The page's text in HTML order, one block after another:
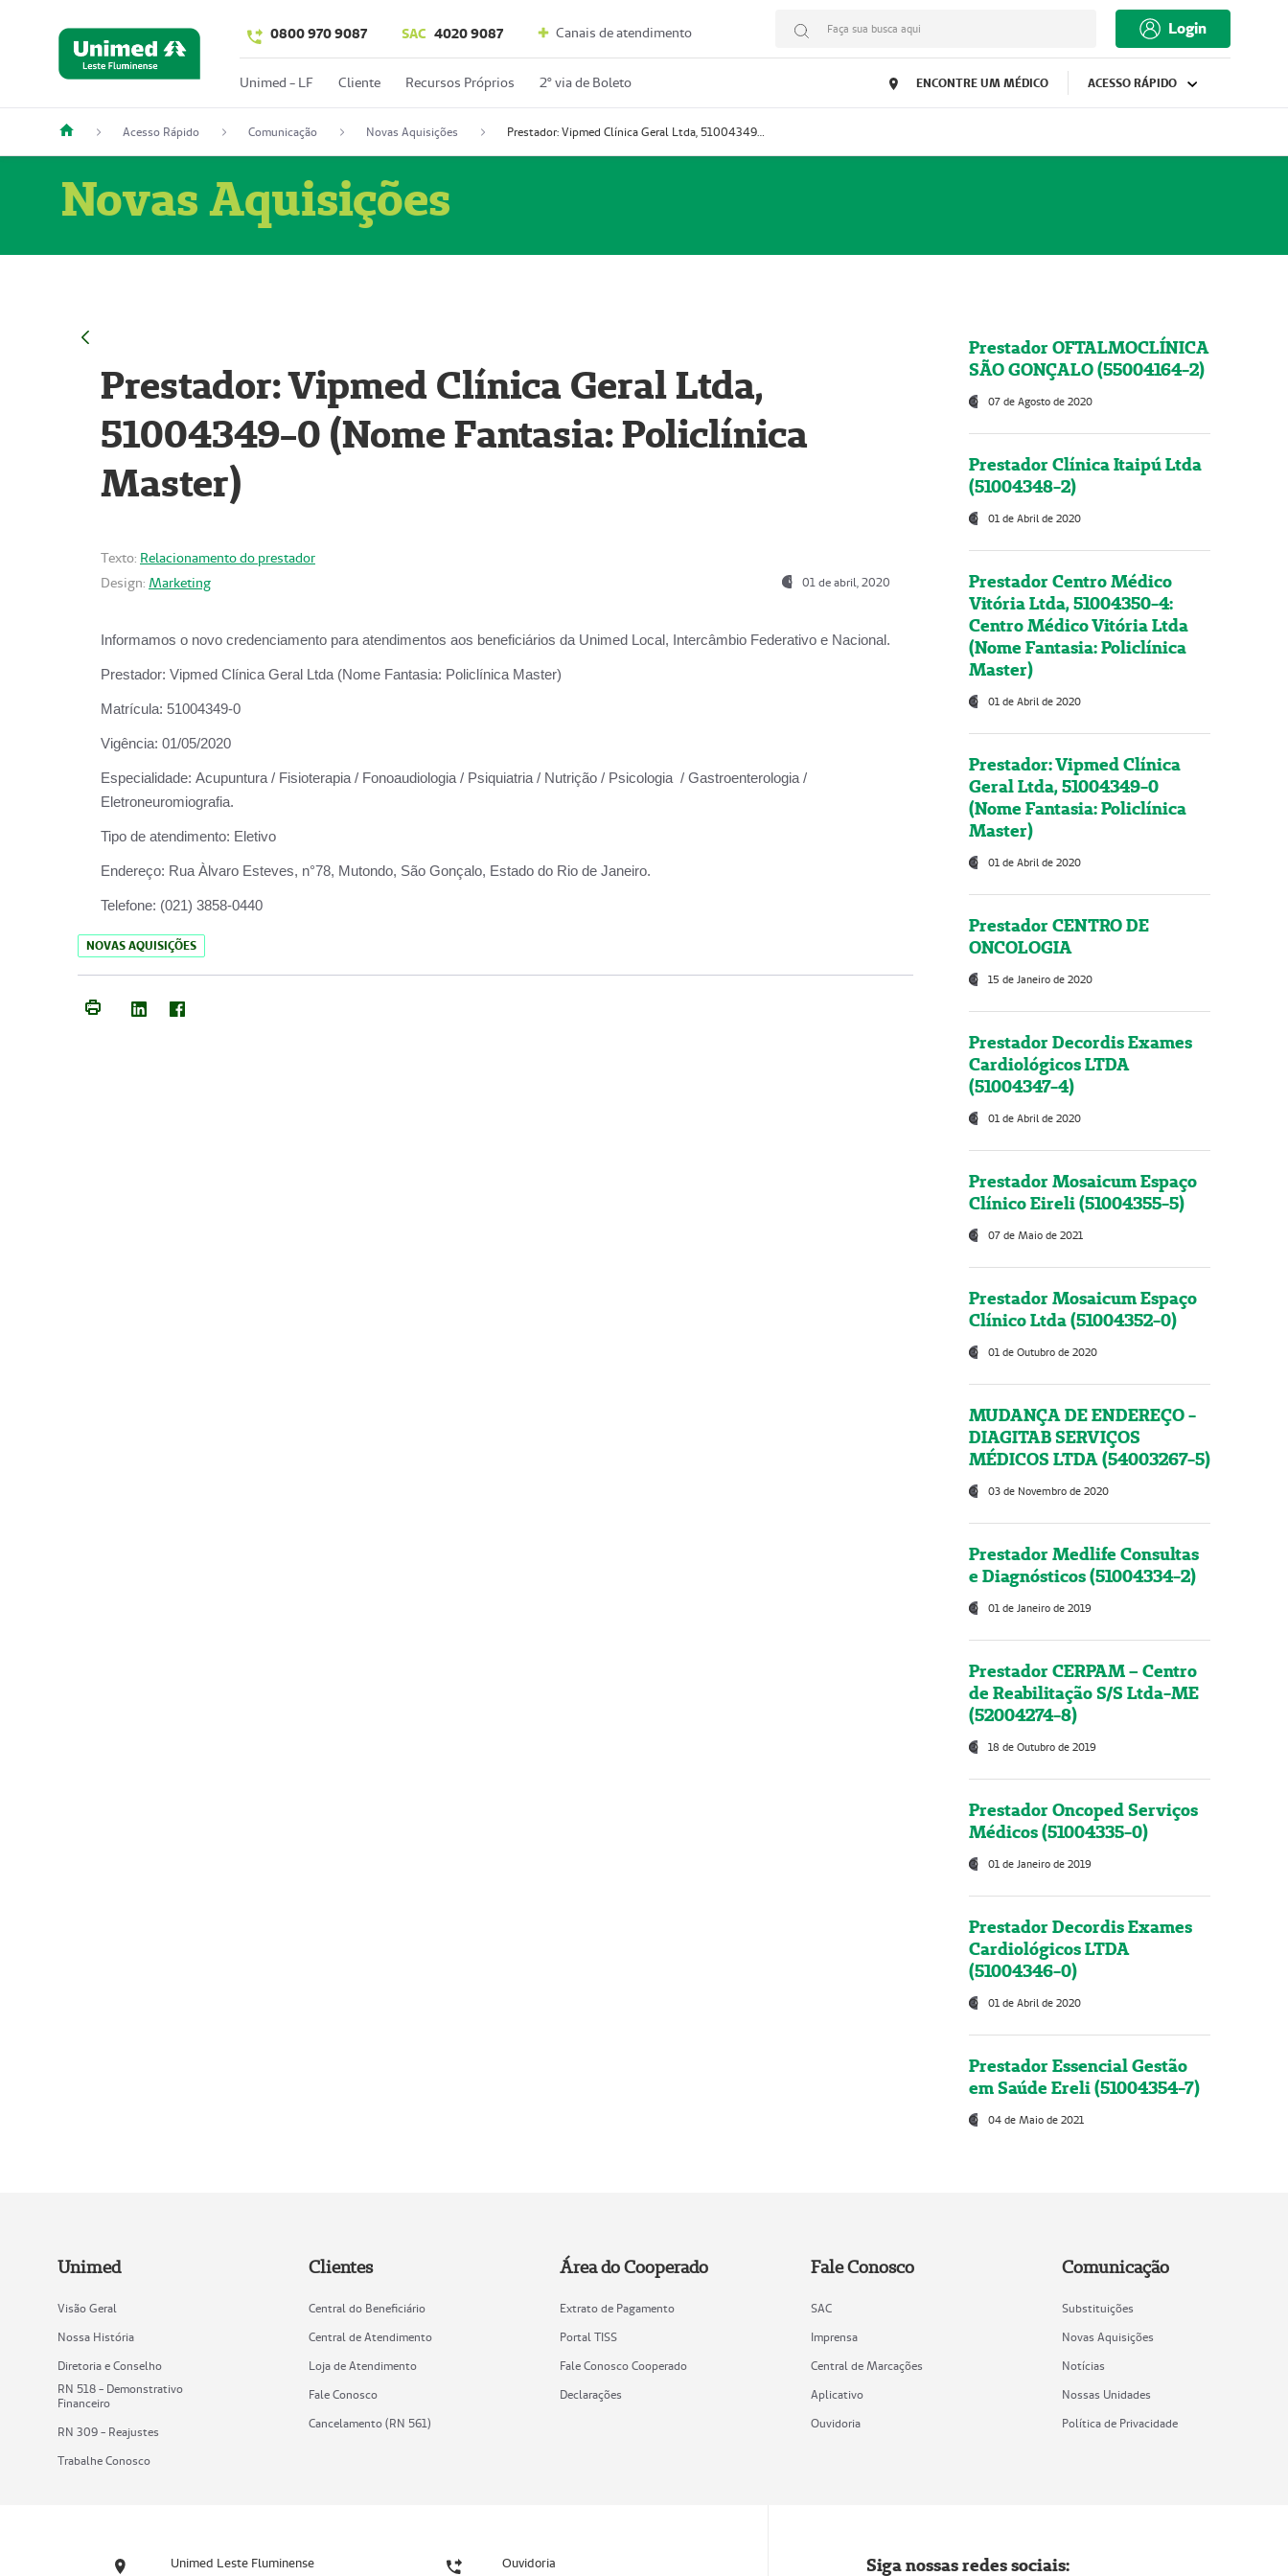
0800 970 9087 SAC 4020 9087 Canais de atendimento Faça sua busca aqui Login
Unimed - LF Cliente Recursos Próprios 2º via de Boleto ENCONTRE UM MÉDICO ACESSO RÁPIDO
Acesso Rápido Comunicação Novas Aquisições Prestador: Vipmed Clínica Geral Ltda, 51004349-0 (Nome Fantasia: Policlínica Master)
Novas Aquisições
Prestador: Vipmed Clínica Geral Ltda,
51004349-0 (Nome Fantasia: Policlínica
Master)
Texto: Relacionamento do prestador
Design: Marketing 01 de abril, 2020
Informamos o novo credenciamento para atendimentos aos beneficiários da Unimed Local, Intercâmbio Federativo e Nacional.
Prestador: Vipmed Clínica Geral Ltda (Nome Fantasia: Policlínica Master)
Matrícula: 51004349-0
Vigência: 01/05/2020
Especialidade: Acupuntura / Fisioterapia / Fonoaudiologia / Psiquiatria / Nutrição / Psicologia / Gastroenterologia /
Eletroneuromiografia.
Tipo de atendimento: Eletivo
Endereço: Rua Àlvaro Esteves, n°78, Mutondo, São Gonçalo, Estado do Rio de Janeiro.
Telefone: (021) 3858-0440
NOVAS AQUISIÇÕES
Prestador OFTALMOCLÍNICA
SÃO GONÇALO (55004164-2)
07 de Agosto de 2020
Prestador Clínica Itaipú Ltda
(51004348-2)
01 de Abril de 2020
Prestador Centro Médico
Vitória Ltda, 51004350-4:
Centro Médico Vitória Ltda
(Nome Fantasia: Policlínica
Master)
01 de Abril de 2020
Prestador: Vipmed Clínica
Geral Ltda, 51004349-0
(Nome Fantasia: Policlínica
Master)
01 de Abril de 2020
Prestador CENTRO DE
ONCOLOGIA
15 de Janeiro de 2020
Prestador Decordis Exames
Cardiológicos LTDA
(51004347-4)
01 de Abril de 2020
Prestador Mosaicum Espaço
Clínico Eireli (51004355-5)
07 de Maio de 2021
Prestador Mosaicum Espaço
Clínico Ltda (51004352-0)
01 de Outubro de 2020
MUDANÇA DE ENDEREÇO -
DIAGITAB SERVIÇOS
MÉDICOS LTDA (54003267-5)
03 de Novembro de 2020
Prestador Medlife Consultas
e Diagnósticos (51004334-2)
01 de Janeiro de 2019
Prestador CERPAM – Centro
de Reabilitação S/S Ltda-ME
(52004274-8)
18 de Outubro de 2019
Prestador Oncoped Serviços
Médicos (51004335-0)
01 de Janeiro de 2019
Prestador Decordis Exames
Cardiológicos LTDA
(51004346-0)
01 de Abril de 2020
Prestador Essencial Gestão
em Saúde Ereli (51004354-7)
04 de Maio de 2021
Unimed
Visão Geral
Nossa História
Diretoria e Conselho
RN 518 - Demonstrativo
Financeiro
RN 309 - Reajustes
Trabalhe Conosco
Clientes
Central do Beneficiário
Central de Atendimento
Loja de Atendimento
Fale Conosco
Cancelamento (RN 561)
Área do Cooperado
Extrato de Pagamento
Portal TISS
Fale Conosco Cooperado
Declarações
Fale Conosco
SAC
Imprensa
Central de Marcações
Aplicativo
Ouvidoria
Comunicação
Substituições
Novas Aquisições
Notícias
Nossas Unidades
Política de Privacidade
Unimed Leste Fluminense Ouvidoria Siga nossas redes sociais: